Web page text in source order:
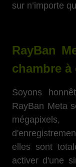
sur n’importe
RayBan
chambre
Soyons
RayBan Meta
elles sont
activer d'une